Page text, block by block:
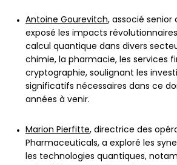
Antoine Gourevitch, associé senior
exposé les impacts
calcul quantique dans divers
chimie, la pharmacie, les services
cryptographie, soulignant les
significatifs nécessaires dans ce
années à venir.
Marion Pierfitte, directrice des
Pharmaceuticals, a exploré les
les technologies quantiques,